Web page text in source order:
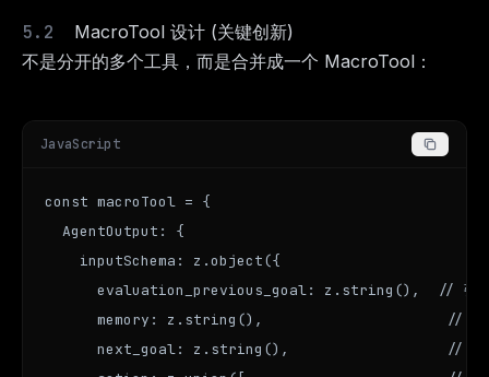
MacroTool 设计 (关键创新)
不是分开的多个工具，而是合并成一个 MacroTool：
JavaScript
const macroTool = {
  AgentOutput: {
    inputSchema: z.object({
evaluation_previous_goal: z.string(),  // 强
memory: z.string(),                     // 强
next_goal: z.string(),                  // 强